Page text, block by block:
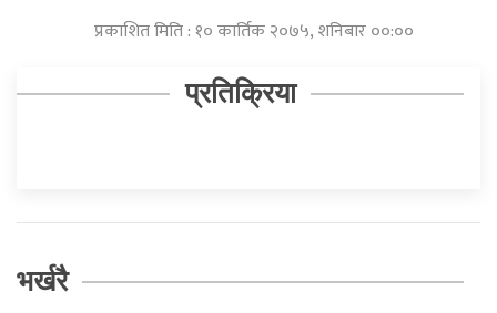
प्रकाशित मिति : १० कार्तिक २०७५, शनिबार ००:००
प्रतिक्रिया
भर्खरै